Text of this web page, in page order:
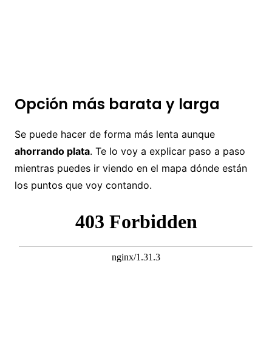
Opción más barata y larga
Se puede hacer de forma más lenta aunque
ahorrando plata. Te lo voy a explicar paso a paso
mientras puedes ir viendo en el mapa dónde están
los puntos que voy contando.